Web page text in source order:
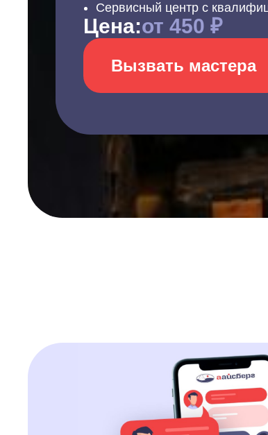
Сервисный центр с
Цена:от 450 ₽
Вызвать мастера